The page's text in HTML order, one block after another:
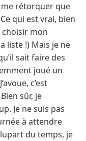
rétorquer que
qui est vrai, bien
choisir mon
liste !) Mais je ne
sait faire des
joué un
c’est
sûr, je
Je ne suis pas
à attendre
du temps, je